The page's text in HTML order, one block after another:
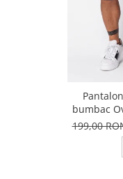
bumbac
199,00